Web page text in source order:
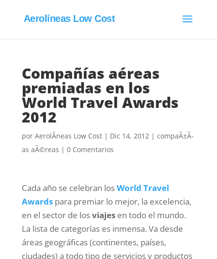
Aerolíneas Low Cost
Compañías aéreas
premiadas en los
World Travel Awards
2012
por AerolÃ­neas Low Cost| Dic 14, 2012| compaÃ±Ã­
as aÃ©reas | 0 Comentarios
Cada año se celebran losWorld Travel
Awardspara premiar lo mejor, la excelencia,
en el sector de losviajesen todo el mundo.
La lista de categorías es inmensa. Va desde
áreas geográficas (continentes, países,
ciudades) a todo tipo de servicios y productos